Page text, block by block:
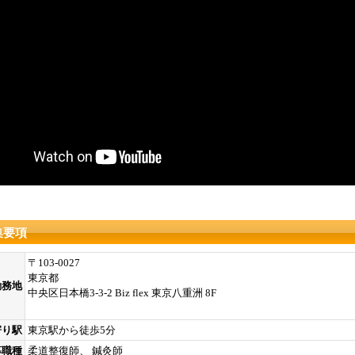
要項
地
〒103-0027
東京都
中央区日本橋3-3-2 Biz flex 東京八重洲 8F
駅 東京駅から徒歩5分
種 柔道整復師、 鍼灸師